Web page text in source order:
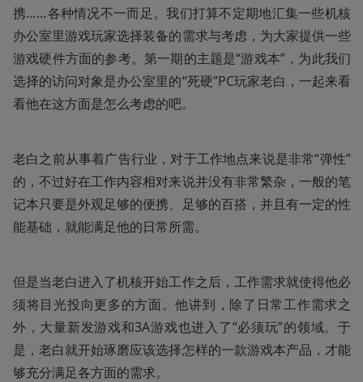
携……各种情况不一而足。我们打算不定期地汇集一些机核
办公室里游戏玩家选择装备的需求与考虑，为大家提供一些
游戏硬件方面的参考。第一期的主题是“游戏本”，为此我们
选择的访问对象是办公室里的“死硬”PC玩家老白，一起来看
看他在这方面是怎么考虑的吧。
老白之前从事着广告行业，对于工作地点来说是非常“弹性”
的，不过好在工作内容相对来说并没有非常繁杂，一般的笔
记本只要是外观足够的便携、足够的百搭，并且有一定的性
能基础，就能满足他的日常所需。
但是当老白进入了机核开始工作之后，工作需求就使得他必
须将目光投向更多的方面。他讲到，除了日常工作需求之
外，大量新发游戏和3A游戏也进入了“必须玩”的领域。于
是，老白就开始琢磨应该选择怎样的一款游戏本产品，才能
够充分满足各方面的需求。